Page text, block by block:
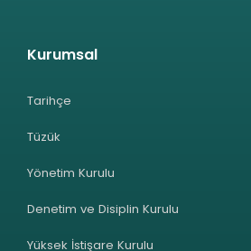
Kurumsal
Tarihçe
Tüzük
Yönetim Kurulu
Denetim ve Disiplin Kurulu
Yüksek İstişare Kurulu